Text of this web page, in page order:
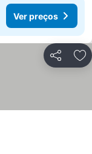
Ver preços
Partilhar